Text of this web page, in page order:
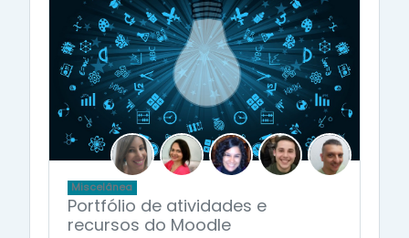
Miscelânea
Portfólio de atividades e
recursos do Moodle